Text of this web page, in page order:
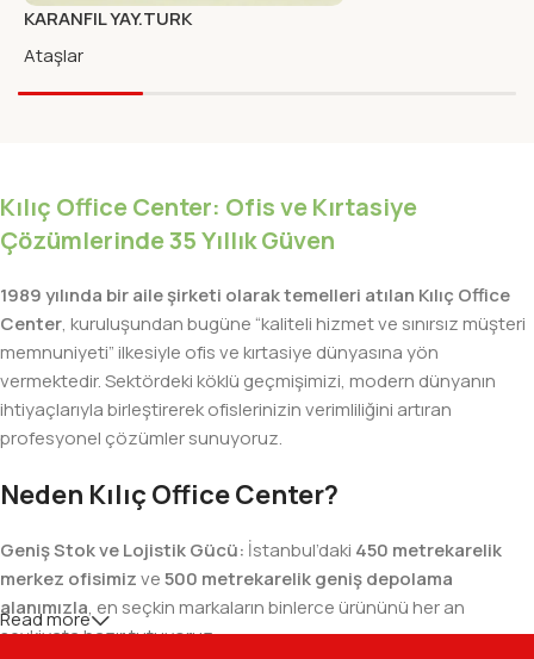
KARANFIL YAY.TURK
ATASOZLERINDEN SECMELER
Ataşlar
Kılıç Office Center: Ofis ve Kırtasiye
Çözümlerinde 35 Yıllık Güven
1989 yılında bir aile şirketi olarak temelleri atılan Kılıç Office
Center, kuruluşundan bugüne “kaliteli hizmet ve sınırsız müşteri
memnuniyeti” ilkesiyle ofis ve kırtasiye dünyasına yön
vermektedir. Sektördeki köklü geçmişimizi, modern dünyanın
ihtiyaçlarıyla birleştirerek ofislerinizin verimliliğini artıran
profesyonel çözümler sunuyoruz.
Neden Kılıç Office Center?
Geniş Stok ve Lojistik Gücü: İstanbul’daki 450 metrekarelik
merkez ofisimizve500 metrekarelik geniş depolama
alanımızla, en seçkin markaların binlerce ürününü her an
sevkiyata hazır tutuyoruz.
Read more